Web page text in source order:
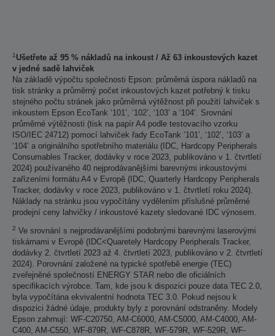
1 Ušetřete až 95 % nákladů na inkoust / Až 63 inkoustových kazet
v jedné sadě lahviček
Na základě výpočtu společnosti Epson: průměrná úspora nákladů na
tisk stránky a průměrný počet inkoustových kazet potřebný k tisku
stejného počtu stránek jako průměrná výtěžnost při použití lahviček s
inkoustem Epson EcoTank ‘101’, ‘102’, ‘103’ a ‘104’. Srovnání
průměrné výtěžnosti (tisk na papír A4 podle testovacího vzorku
ISO/IEC 24712) pomocí lahviček řady EcoTank ’101’, ‘102’, ‘103’ a
‘104’ a originálního spotřebního materiálu (IDC, Hardcopy Peripherals
Consumables Tracker, dodávky v roce 2023, publikováno v 1. čtvrtletí
2024) používaného 40 nejprodávanějšími barevnými inkoustovými
zařízeními formátu A4 v Evropě (IDC, Quarterly Hardcopy Peripherals
Tracker, dodávky v roce 2023, publikováno v 1. čtvrtletí roku 2024).
Náklady na stránku jsou vypočítány vydělením příslušné průměrné
prodejní ceny lahvičky / inkoustové kazety sledované IDC výnosem.
2 Ve srovnání s nejprodávanějšími podobnými barevnými laserovými
tiskárnami v Evropě (IDC<Quaretely Hardcopy Peripherals Tracker,
dodávky 2. čtvrtletí 2023 až 4. čtvrtletí 2023, publikováno v 2. čtvrtletí
2024). Porovnání založené na typické spotřebě energie (TEC)
zveřejněné společností ENERGY STAR nebo dle oficiálních
specifikacích výrobce. Tam, kde jsou k dispozici pouze data TEC 2.0,
byla vypočítána ekvivalentní hodnota TEC 3.0. Pokud nejsou k
dispozici žádné údaje, produkty byly z porovnání odstraněny. Modely
Epson zahrnují: WF-C20750, AM-C6000, AM-C5000, AM-C4000, AM-
C400, AM-C550, WF-879R, WF-C878R, WF-579R, WF-529R, WF-